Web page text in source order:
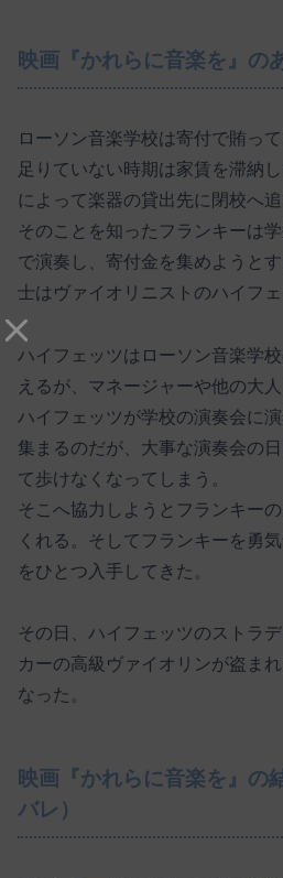
映画『かれらに音楽を』の
ローソン音楽学校は寄付で賄っ
足りていない時期は家賃を滞納
によって楽器の貸出先に閉校へ追
そのことを知ったフランキーは
で演奏し、寄付金を集めようと
士はヴァイオリニストのハイフェ
ハイフェッツはローソン音楽学
えるが、マネージャーや他の大人
ハイフェッツが学校の演奏会に
集まるのだが、大事な演奏会の
て歩けなくなってしまう。
そこへ協力しようとフランキー
くれる。そしてフランキーを勇
をひとつ入手してきた。
その日、ハイフェッツのストラ
カーの高級ヴァイオリンが盗ま
なった。
映画『かれらに音楽を』の
バレ）